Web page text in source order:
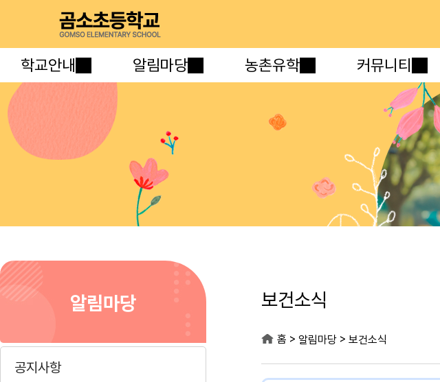
학교안내 알림마당 농촌유학 커뮤니티
알림마당
공지사항
보건소식
홈 > 알림마당 > 보건소식